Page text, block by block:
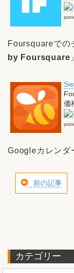
Foursquareでの
by Foursquare
価
Googleカレンダ
前の記事
カテゴリー